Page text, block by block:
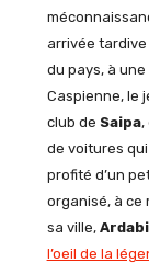
arrivée tardive
du pays, à
Caspienne, le
club de Saipa,
de voitures
profité d’un
organisé, à ce
sa ville,
l’oeil de la